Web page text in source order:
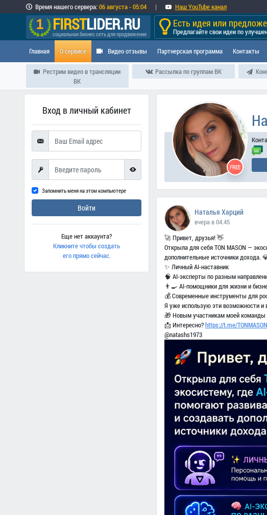
Времянашего сервера:06 августа - 05:04 | Наш YouTube канал
FIRSTLIDER.RU
социальная бизнес сеть для продвижения
Есть идея или
Предлагайте свои идеи по
Главная О сервисе Видео отзывы Партнерская программа Контакты
Рестрим видео в трансляции
ВК
Рассылка по группам ВК
Вход в личный кабинет
Запомнить меня на этом компьютере
Войти
Еще нет аккаунта?
Кликните чтобы создать
его прямо сейчас.
FREE
Наталья Харций
вчера в 04.45
🚀 Привет, друзья! 👋
Открыла для себя TON MASON —
дополнительные источники дохода.
✨ Личный AI-наставник
🧠 AI-эксперты по разным
👨‍🍳 AI-помощники для жизни и
💰 Современные инструменты для
Я уже использую эти возможности и
🎁 Новым участникам моей команды
📩 Интересно?https://t.me/
@natashs1973